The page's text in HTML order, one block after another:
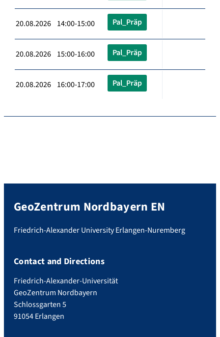
20.08.2026 14:00-15:00 Pal_Präp
20.08.2026 15:00-16:00 Pal_Präp
20.08.2026 16:00-17:00 Pal_Präp
GeoZentrum Nordbayern EN
Friedrich-Alexander University Erlangen-Nuremberg
Contact and Directions
Friedrich-Alexander-Universität
GeoZentrum Nordbayern
Schlossgarten 5
91054 Erlangen